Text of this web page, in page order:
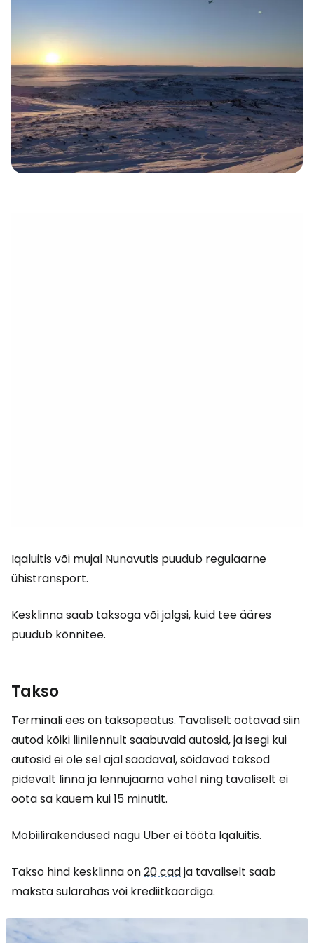
Iqaluitis või mujal Nunavutis puudub regulaarne
ühistransport.
Kesklinna saab taksoga või jalgsi, kuid tee ääres
puudub kõnnitee.
Takso
Terminali ees on taksopeatus. Tavaliselt ootavad siin
autod kõiki liinilennult saabuvaid autosid, ja isegi kui
autosid ei ole sel ajal saadaval, sõidavad taksod
pidevalt linna ja lennujaama vahel ning tavaliselt ei
oota sa kauem kui 15 minutit.
Mobiilirakendused nagu Uber ei tööta Iqaluitis.
Takso hind kesklinna on20 cadja tavaliselt saab
maksta sularahas või krediitkaardiga.